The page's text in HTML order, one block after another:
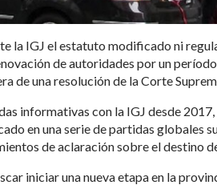
la IGJ el estatuto modificado ni
de autoridades por un
de una resolución de la Corte
informativas con la IGJ desde
en una serie de partidas globales
de aclaración sobre el destino
iniciar una nueva etapa en la